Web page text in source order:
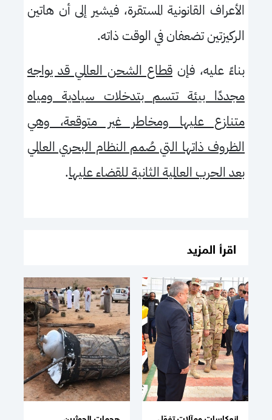
الأعراف القانونية المستقرة، فيشير إلى أن هاتين
الركيزتين تضعفان في الوقت ذاته.
بناءً عليه، فإن قطاع الشحن العالمي قد يواجه
مجددًا بيئة تتسم بتدخلات سيادية ومياه
متنازع عليها ومخاطر غير متوقعة، وهي
الظروف ذاتها التي صُمم النظام البحري العالمي
بعد الحرب العالمية الثانية للقضاء عليها.
اقرأ المزيد